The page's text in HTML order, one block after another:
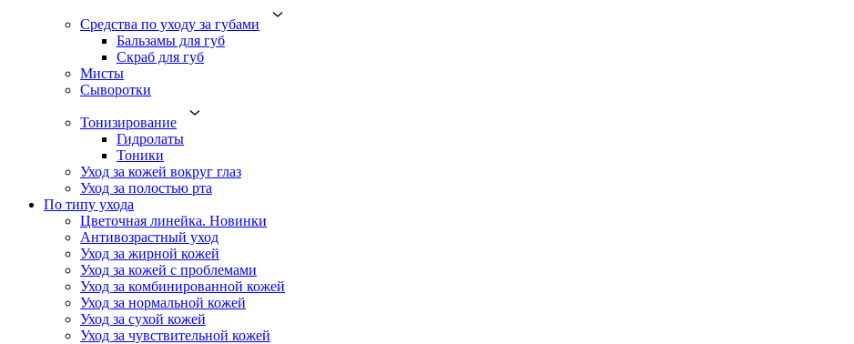
Средства по уходу за губами
Бальзамы для губ
Скраб для губ
Мисты
Сыворотки
Тонизирование
Гидролаты
Тоники
Уход за кожей вокруг глаз
Уход за полостью рта
По типу ухода
Цветочная линейка. Новинки
Антивозрастный уход
Уход за жирной кожей
Уход за кожей с проблемами
Уход за комбинированной кожей
Уход за нормальной кожей
Уход за сухой кожей
Уход за чувствительной кожей